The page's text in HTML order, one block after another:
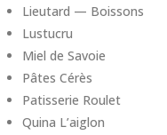
Lieutard — Boissons
Lustucru
Miel de Savoie
Pâtes Cérès
Patisserie Roulet
Quina L’aiglon